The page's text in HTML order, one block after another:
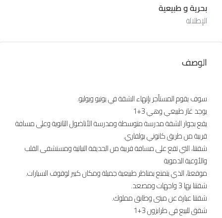
بحرية و طبيعية
الإطلالة
الوصف
سوف يقوم المستأجر بإنهاء الشقة في يونيو ويوليو.
يوجد غاز طبيعي وهي 3+1
يقع بجوار الشقة مدرسة متوسطة ومدرسة الأناضول الثانوية وعلى مسافة
قريبة من طريق كانوني بولفاري.
شقتنا، التي تقع على مسافة قريبة من الحديقة النباتية ومستشفى القلب
والأوعية الدموية
موقعنا، الذي يتمتع بمناظر طبيعية جميلة ومكان كبير لوقوف السيارات.
شقتنا بها 3 واجهات ومصعد.
شقتنا عبارة عن مبنى وطابق مملوك.
شقق للبيع في طرابزون 3+1